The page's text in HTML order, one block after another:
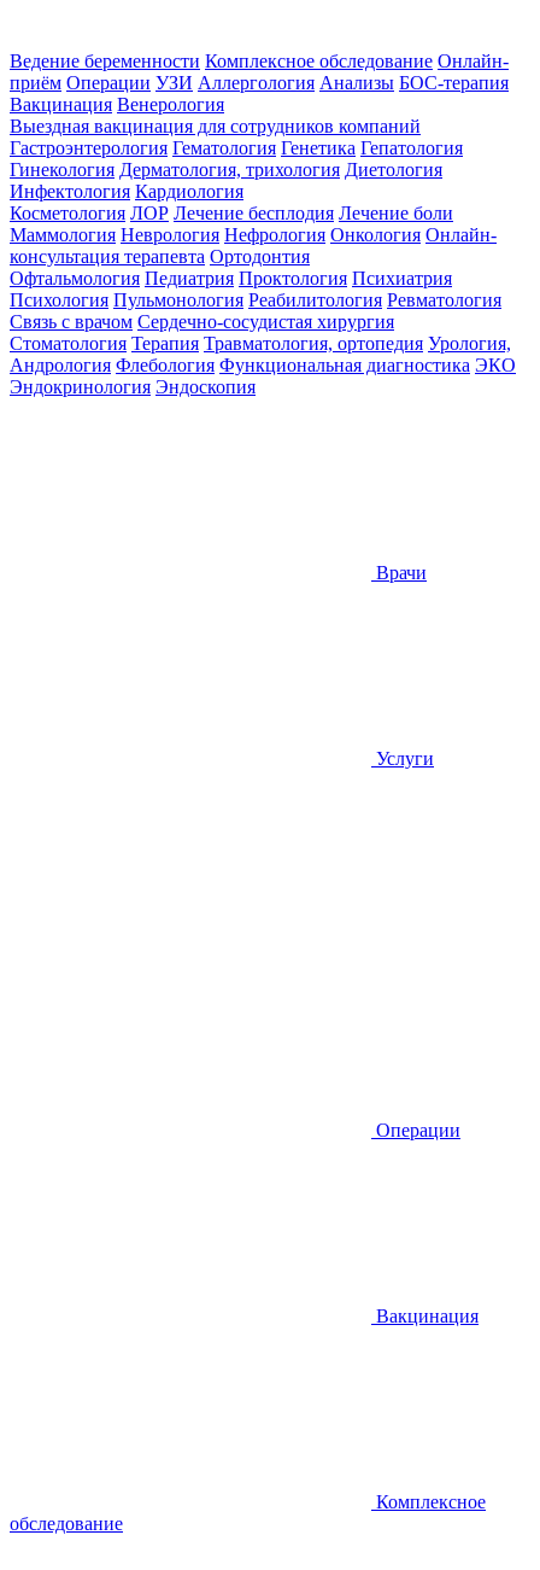
Ведение беременности Комплексное обследование Онлайн-
приём Операции УЗИ Аллергология Анализы БОС-терапия
Вакцинация Венерология
Выездная вакцинация для сотрудников компаний
Гастроэнтерология Гематология Генетика Гепатология
Гинекология Дерматология, трихология Диетология
Инфектология Кардиология
Косметология ЛОР Лечение бесплодия Лечение боли
Маммология Неврология Нефрология Онкология Онлайн-
консультация терапевта Ортодонтия
Офтальмология Педиатрия Проктология Психиатрия
Психология Пульмонология Реабилитология Ревматология
Связь с врачом Сердечно-сосудистая хирургия
Стоматология Терапия Травматология, ортопедия Урология,
Андрология Флебология Функциональная диагностика ЭКО
Эндокринология Эндоскопия
Врачи
Услуги
Операции
Вакцинация
Комплексное
обследование